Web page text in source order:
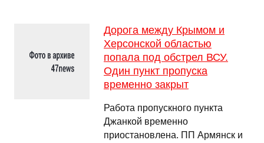
Дорога между Крымом и
Херсонской областью
попала под обстрел ВСУ.
Один пункт пропуска
временно закрыт
Работа пропускного пункта
Джанкой временно
приостановлена. ПП Армянск и